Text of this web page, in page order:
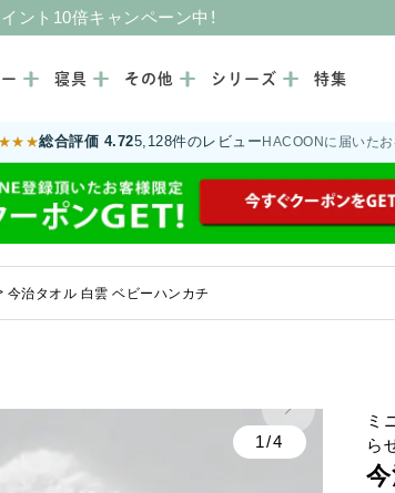
ント10倍キャンペーン中！
寝具 その他 シリーズ 特集
総合評価 4.725,128件のレビューHACOONに届いた
今治タオル 白雲 ベビーハンカチ
1/4
ミ
ら